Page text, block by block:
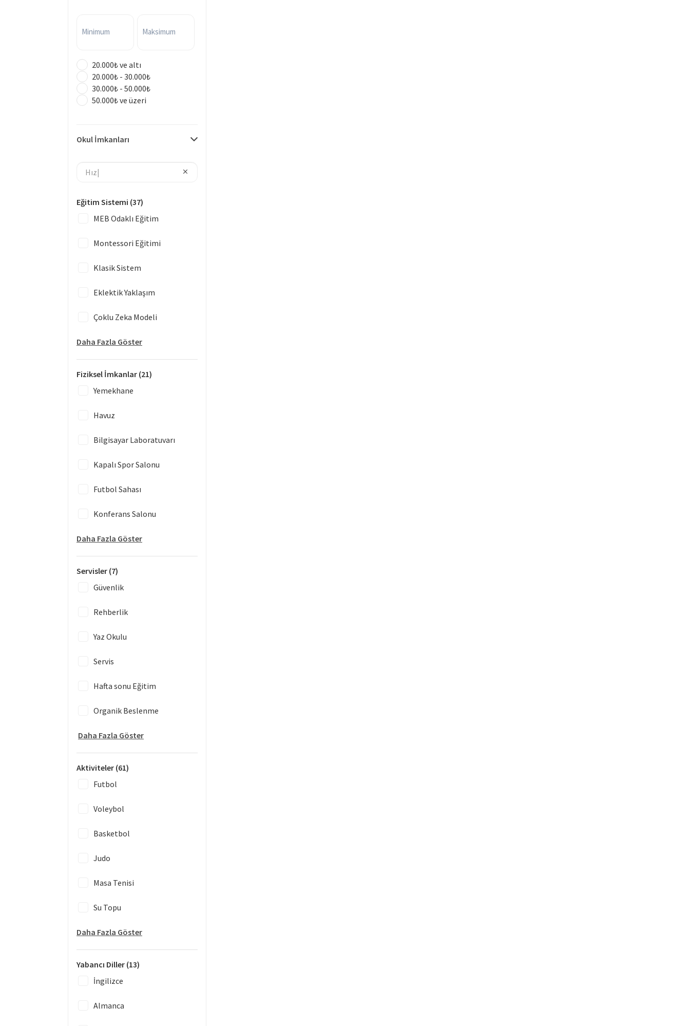
Minimum Maksimum
20.000₺ ve altı
20.000₺ - 30.000₺
30.000₺ - 50.000₺
50.000₺ ve üzeri
Okul İmkanları
Eğitim Sistemi (37)
MEB Odaklı Eğitim
Montessori Eğitimi
Klasik Sistem
Eklektik Yaklaşım
Çoklu Zeka Modeli
Daha Fazla Göster
Fiziksel İmkanlar (21)
Yemekhane
Havuz
Bilgisayar Laboratuvarı
Kapalı Spor Salonu
Futbol Sahası
Konferans Salonu
Daha Fazla Göster
Servisler (7)
Güvenlik
Rehberlik
Yaz Okulu
Servis
Hafta sonu Eğitim
Organik Beslenme
Daha Fazla Göster
Aktiviteler (61)
Futbol
Voleybol
Basketbol
Judo
Masa Tenisi
Su Topu
Daha Fazla Göster
Yabancı Diller (13)
İngilizce
Almanca